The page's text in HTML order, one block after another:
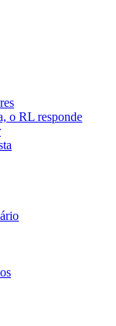
o RL responde